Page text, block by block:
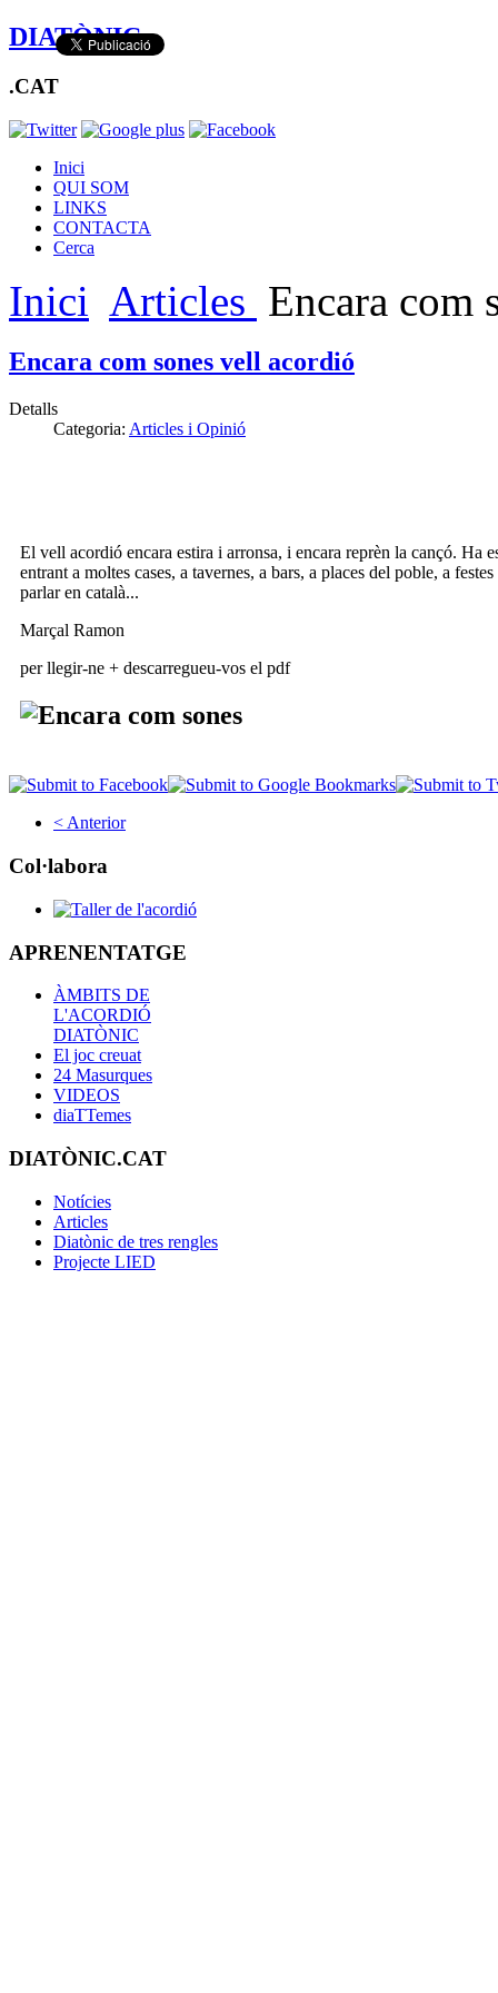
DIATÒNIC
.CAT
Inici
QUI SOM
LINKS
CONTACTA
Cerca
Inici Articles Encara com
Encara com sones vell acordió
Detalls
Categoria: Articles i Opinió
El vell acordió encara estira i arronsa, i encara reprèn la cançó. Ha
entrant a moltes cases, a tavernes, a bars, a places del poble, a
parlar en català...
Marçal Ramon
per llegir-ne + descarregueu-vos el pdf
< Anterior
Col·labora
APRENENTATGE
ÀMBITS DE
L'ACORDIÓ
DIATÒNIC
El joc creuat
24 Masurques
VIDEOS
diaTTemes
DIATÒNIC.CAT
Notícies
Articles
Diatònic de tres rengles
Projecte LIED